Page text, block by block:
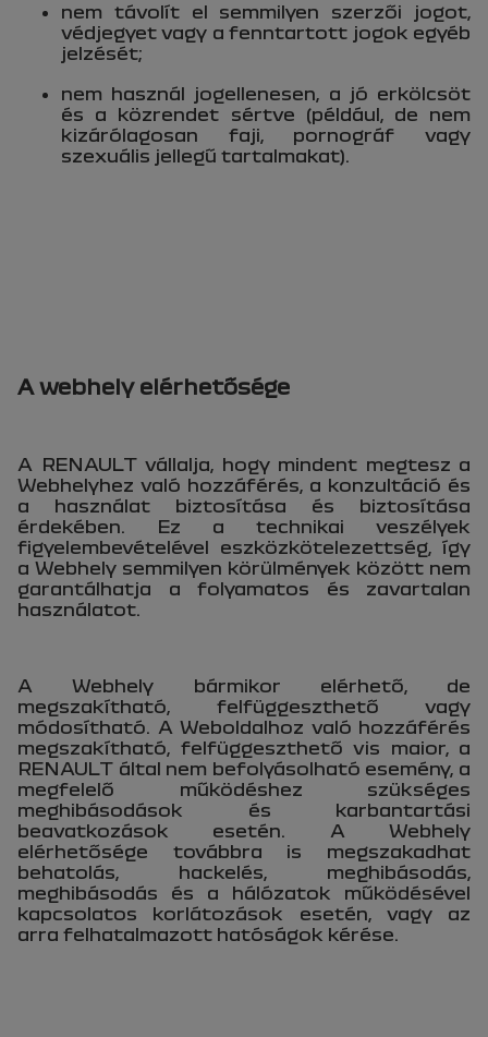
nem távolít el semmilyen szerzői jogot,
védjegyet vagy a fenntartott jogok egyéb
jelzését;
nem használ jogellenesen, a jó erkölcsöt
és a közrendet sértve (például, de nem
kizárólagosan faji, pornográf vagy
szexuális jellegű tartalmakat).
A webhely elérhetősége
A RENAULT vállalja, hogy mindent megtesz a
Webhelyhez való hozzáférés, a konzultáció és
a használat biztosítása és biztosítása
érdekében. Ez a technikai veszélyek
figyelembevételével eszközkötelezettség, így
a Webhely semmilyen körülmények között nem
garantálhatja a folyamatos és zavartalan
használatot.
A Webhely bármikor elérhető, de
megszakítható, felfüggeszthető vagy
módosítható. A Weboldalhoz való hozzáférés
megszakítható, felfüggeszthető vis maior, a
RENAULT által nem befolyásolható esemény, a
megfelelő működéshez szükséges
meghibásodások és karbantartási
beavatkozások esetén. A Webhely
elérhetősége továbbra is megszakadhat
behatolás, hackelés, meghibásodás,
meghibásodás és a hálózatok működésével
kapcsolatos korlátozások esetén, vagy az
arra felhatalmazott hatóságok kérése.